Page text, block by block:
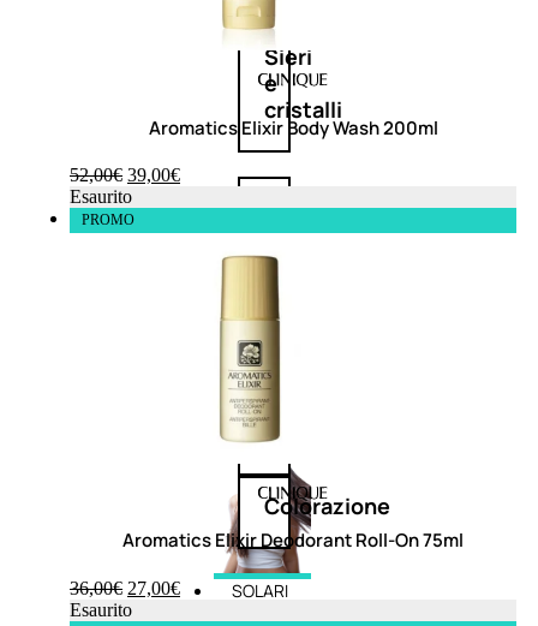
Sieri
e
cristalli
Spray
Cera
Gel
capelli
Colorazione
SOLARI
Aromatics Elixir Body Wash 200ml
52,00€ 39,00€
Esaurito
PROMO
Aromatics Elixir Deodorant Roll-On 75ml
36,00€ 27,00€
Esaurito